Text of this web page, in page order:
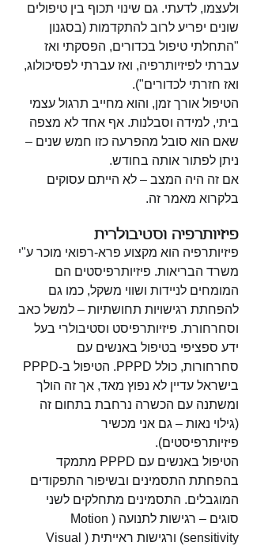
ולעצמו, לדעתי. גם שינוי תכוף בין טיפולים
שונים יפריע לרוב להתקדמות (בסגנון
"התחלתי טיפול בכדורים, הפסקתי ואז
עברתי לפיזיותרפיה, ואז עברתי לפסיכולוג,
ואז חזרתי לכדורים").
הטיפול אורך זמן, והוא מחייב תרגול עצמי
ביתי, למידה וסבלנות. אף אחד לא מצפה
שאם הוא סובל מהפרעה כזו חמש שנים –
ניתן לפתור אותה בחודש.
אם זה היה המצב – לא הייתם עסוקים
בלקרוא מאמר זה.
פיזיותרפיה וסטיבולרית
פיזיותרפיה הוא מקצוע פרא-רפואי מוכר ע"י
משרד הבריאות. פיזיותרפיסטים הם
המומחים לניידות ושווי משקל, כמו גם
להפחתת רגישויות תחושתיות – למשל כאב
וסחרחורת. פיזיותרפיסט וסטיבולרי בעל
ידע ספציפי בטיפול באנשים עם
בישראל עדיין לא נפוץ מאד, אך זה הולך
ומשתנה עם הכשרה נרחבת בתחום זה
(גילוי נאות – גם אני מכשיר
פיזיותרפיסטים).
הטיפול באנשים עם PPPD מתמקד
בהפחתת התסמינים ובשיפור התפקודים
המוגבלים. התסמינים מתחלקים לשני
סוגים – רגישות לתנועה (Motion
sensitivity) ורגישות ראייתית (Visual